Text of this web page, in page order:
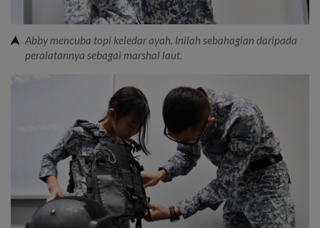
Abby mencuba topi keledar ayah. Inilah sebahagian daripada
peralatannya sebagai marshal laut.